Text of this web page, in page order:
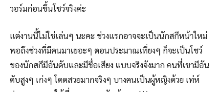
วอร์มก่อนขึ้นโชว์จริงค่ะ
แต่งานนี้ไม่ใช่เล่นๆ นะคะ ช่วงแรกอาจจะเป็นนักสกีหน้าใหม่
พอถึงช่วงที่มีคนมาเยอะๆ ตอนประมาณเที่ยงๆ ก็จะเป็นโชว์
ของนักสกีมีอันดับและมีชื่อเสียง แบบจริงจังมาก คนที่เขามีอัน
ดับสูงๆ เก่งๆ โดดสวยมากจริงๆ บางคนเป็นผู้หญิงด้วย เท่ห์